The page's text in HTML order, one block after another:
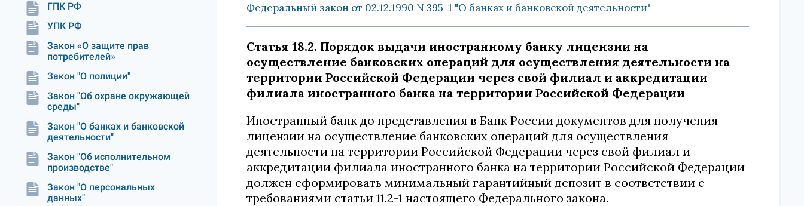
ГПК РФ
УПК РФ
Закон «О защите прав
потребителей»
Закон "О полиции"
Закон "Об охране окружающей
среды"
Закон "О банках и банковской
деятельности"
Закон "Об исполнительном
производстве"
Закон "О персональных
данных"
Федеральный закон от 02.12.1990 N 395-1 "О банках и банковской деятельности"
Статья 18.2. Порядок выдачи иностранному банку лицензии на
осуществление банковских операций для осуществления деятельности на
территории Российской Федерации через свой филиал и аккредитации
филиала иностранного банка на территории Российской Федерации
Иностранный банк до представления в Банк России документов для получения
лицензии на осуществление банковских операций для осуществления
деятельности на территории Российской Федерации через свой филиал и
аккредитации филиала иностранного банка на территории Российской Федерации
должен сформировать минимальный гарантийный депозит в соответствии с
требованиями статьи 11.2-1 настоящего Федерального закона.